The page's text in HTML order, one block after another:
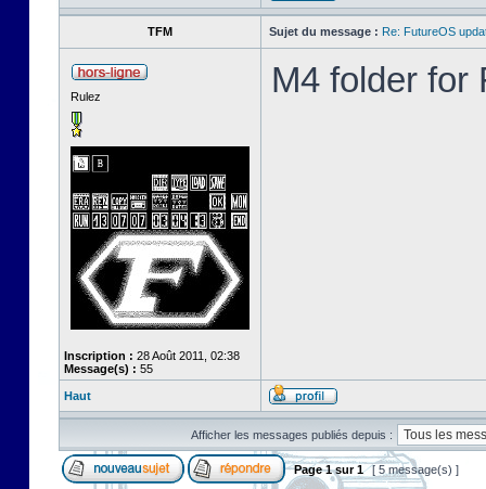
TFM Sujet du message : Re: FutureOS
Rulez
Inscription : 28 Août 2011, 02:38
Message(s) : 55
M4 folder for
Haut
Afficher les messages publiés depuis :
Page1sur1 [ 5 message(s) ]